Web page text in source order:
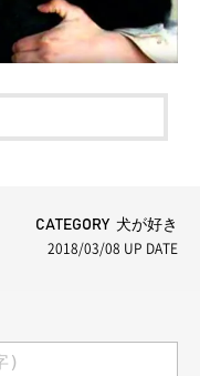
CATEGORY 犬が好き
2018/03/08 UP DATE